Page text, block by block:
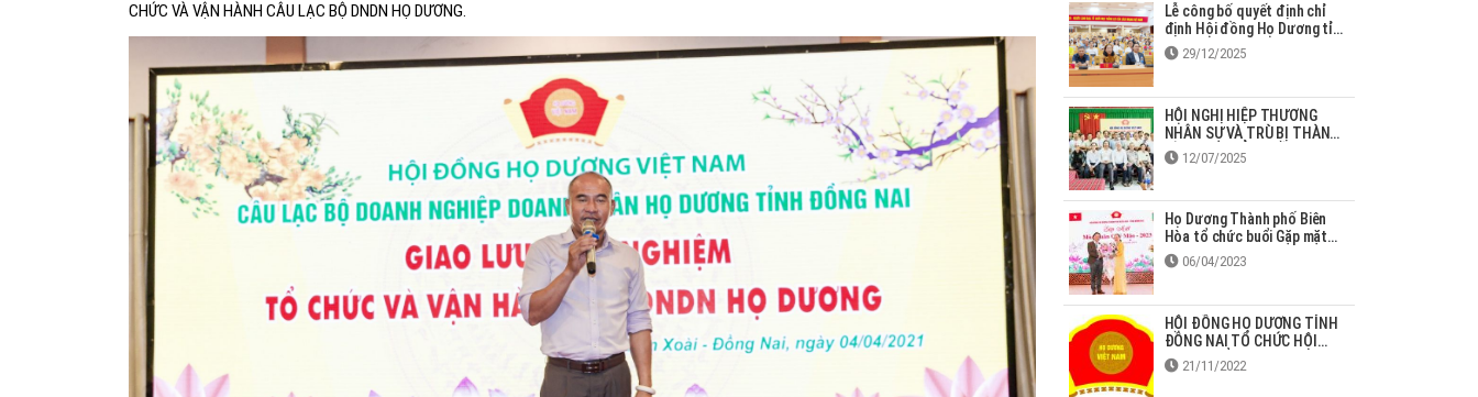
CHỨC VÀ VẬN HÀNH CÂU LẠC BỘ DNDN HỌ DƯƠNG.
Lễ công bố quyết định chỉ
định Hội đồng Họ Dương tỉnh
Đồng Nai mới
29/12/2025
HỘI NGHỊ HIỆP THƯƠNG
NHÂN SỰ VÀ TRÙ BỊ THÀNH
LẬP HĐHD TỈNH ĐỒNG NAI
(mới)
12/07/2025
Họ Dương Thành phố Biên
Hòa tổ chức buổi Gặp mặt
mùa Xuân Quý Mão - 2023
06/04/2023
HỘI ĐỒNG HỌ DƯƠNG TỈNH
ĐỒNG NAI TỔ CHỨC HỘI
NGHỊ TRIỂN KHAI NGHỊ
QUYẾT ĐẠI HỘI
21/11/2022